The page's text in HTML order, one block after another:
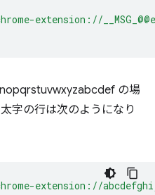
extension://
の場
字の行は次のようになり
extension://